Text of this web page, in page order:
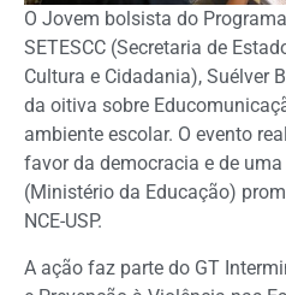
O Jovem bolsista do
SETESCC (Secretaria de
Cultura e Cidadania), Suélver
da oitiva sobre
ambiente escolar. O evento
favor da democracia e de
(Ministério da Educação)
NCE-USP.
A ação faz parte do GT